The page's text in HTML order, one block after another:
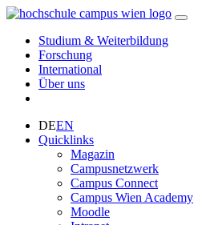
Studium & Weiterbildung
Forschung
International
Über uns
DEEN
Quicklinks
Magazin
Campusnetzwerk
Campus Connect
Campus Wien Academy
Moodle